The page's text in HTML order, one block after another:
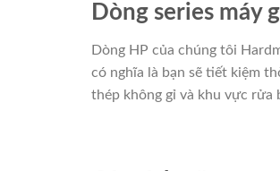
Dòng series máy
Dòng HP của chúng tôi
có nghĩa là bạn sẽ tiết kiệm
thép không gỉ và khu vực rửa